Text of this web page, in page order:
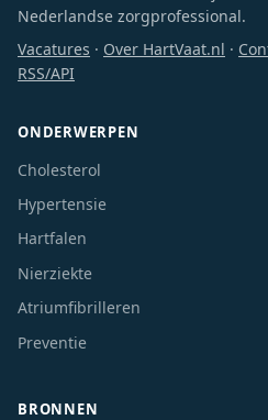
Nederlandse zorgprofessional.
Vacatures · Over HartVaat.nl ·
RSS/API
ONDERWERPEN
Cholesterol
Hypertensie
Hartfalen
Nierziekte
Atriumfibrilleren
Preventie
BRONNEN